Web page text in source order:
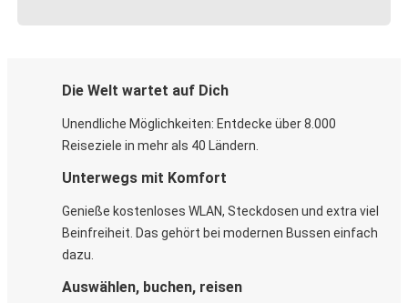
Die Welt wartet auf Dich
Unendliche Möglichkeiten: Entdecke über 8.000
Reiseziele in mehr als 40 Ländern.
Unterwegs mit Komfort
Genieße kostenloses WLAN, Steckdosen und extra viel
Beinfreiheit. Das gehört bei modernen Bussen einfach
dazu.
Auswählen, buchen, reisen